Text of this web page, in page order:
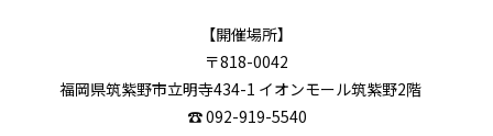
【開催場所】
〒818-0042
福岡県筑紫野市立明寺434-1 イオンモール筑紫野2階
☎ 092-919-5540